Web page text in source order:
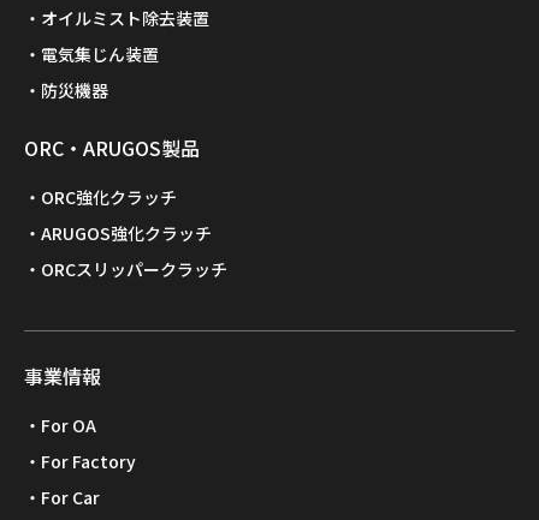
オイルミスト除去装置
電気集じん装置
防災機器
ORC・ARUGOS製品
ORC強化クラッチ
ARUGOS強化クラッチ
ORCスリッパークラッチ
事業情報
For OA
For Factory
For Car